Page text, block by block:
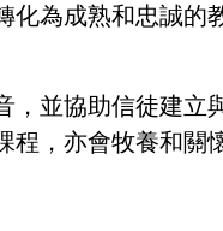
為成熟和忠誠的
，並協助信徒建立
程，亦會牧養和關